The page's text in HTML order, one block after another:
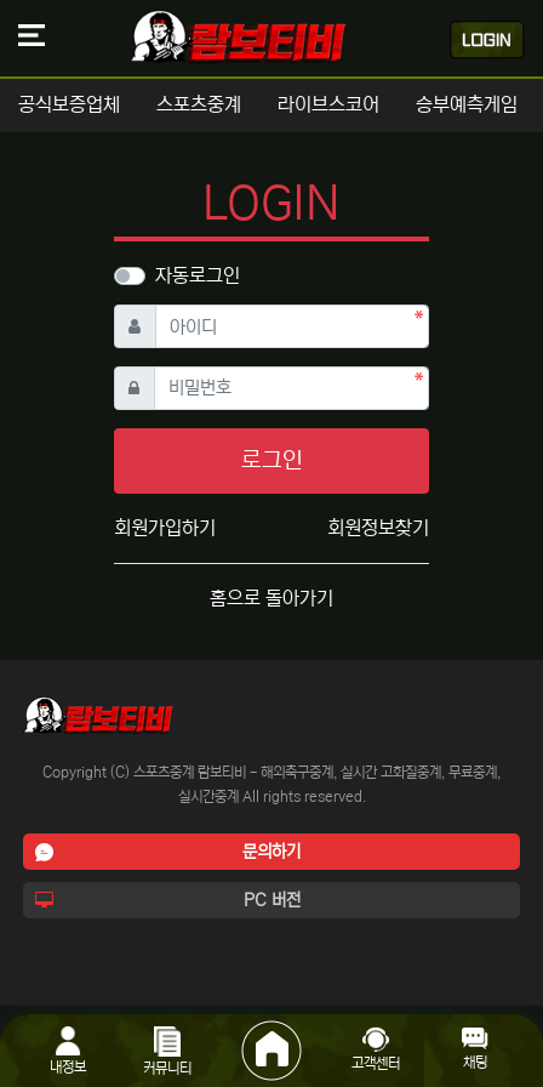
공식보증업체 스포츠중계 라이브스코어 승부예측게임
LOGIN
자동로그인
아이디 필수
비밀번호필수
로그인
회원가입하기 회원정보찾기
홈으로 돌아가기
Copyright (C) 스포츠중계 람보티비 - 해외축구중계, 실시간 고화질중계, 무료중계,
실시간중계 All rights reserved.
문의하기
PC 버전
내정보 커뮤니티 고객센터 채팅